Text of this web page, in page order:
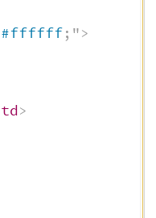
#ffffff; ">
td>